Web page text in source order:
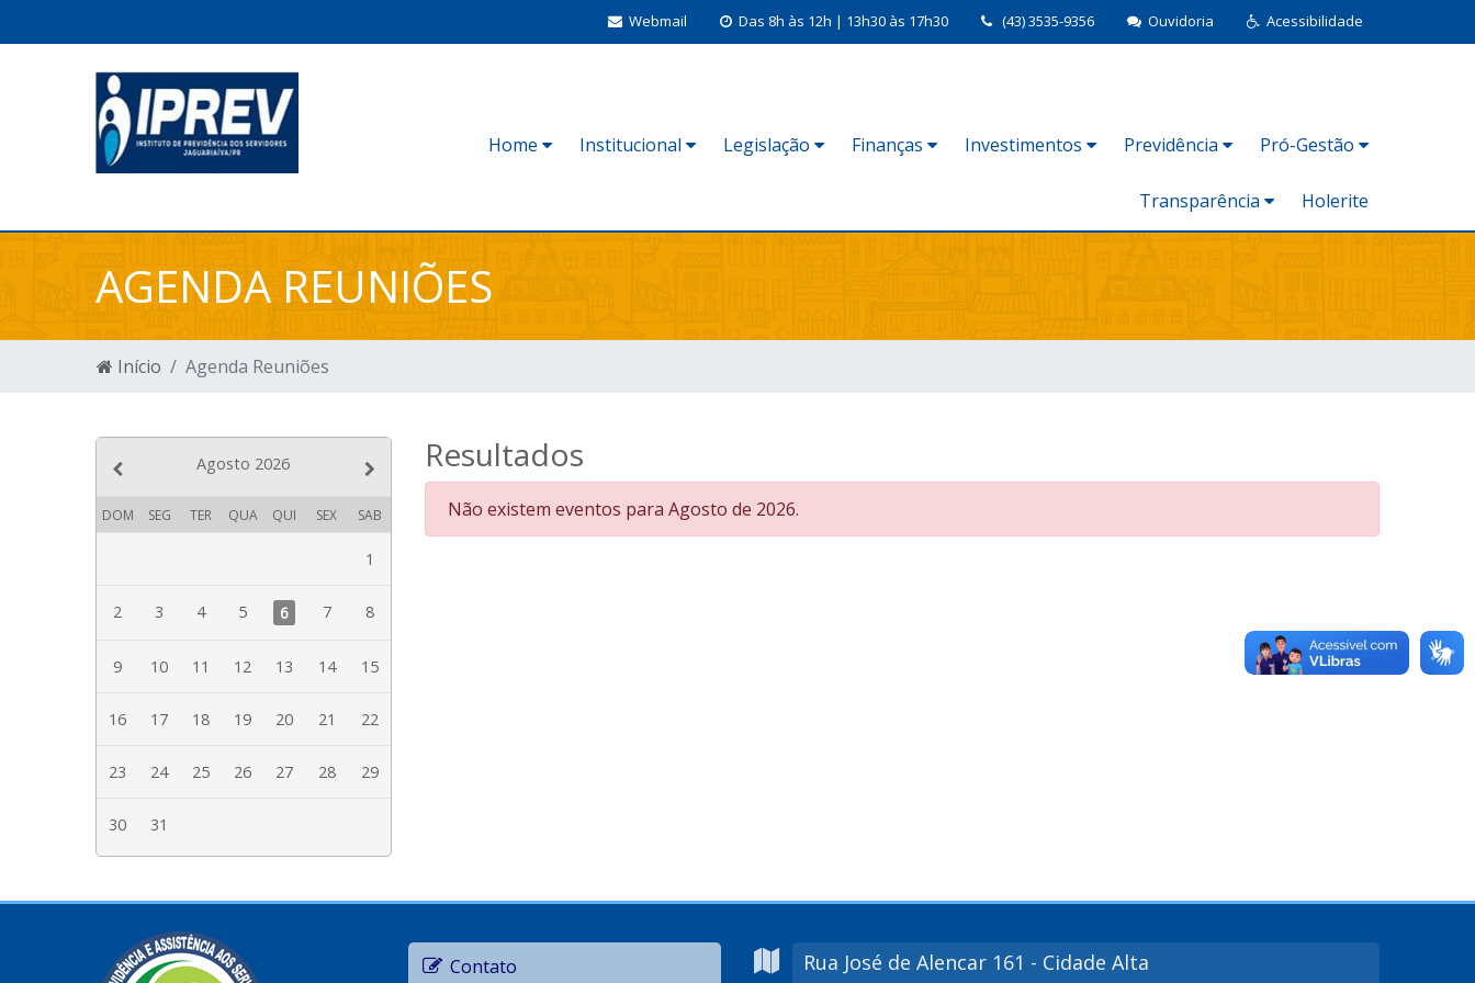
Acessibilidade
Ouvidoria
(43) 3535-9356
Das 8h às 12h | 13h30 às 17h30
Webmail
Home Institucional Legislação Finanças Investimentos Previdência Pró-Gestão
Transparência Holerite
AGENDA REUNIÕES
Início Agenda Reuniões
Agosto 2026
DOM SEG TER QUA QUI SEX SAB
1
2 3 4 5 6 7 8
9 10 11 12 13 14 15
16 17 18 19 20 21 22
23 24 25 26 27 28 29
30 31
Resultados
Erro:
Não existem eventos para Agosto de 2026.
Contato Rua José de Alencar 161 - Cidade Alta